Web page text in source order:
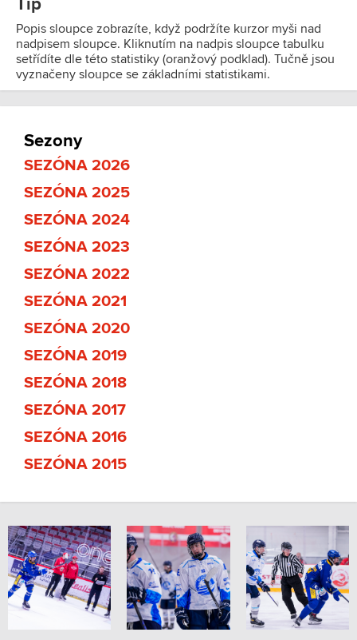
Tip
Popis sloupce zobrazíte, když podržíte kurzor myši nad
nadpisem sloupce. Kliknutím na nadpis sloupce tabulku
setřídíte dle této statistiky (oranžový podklad). Tučně jsou
vyznačeny sloupce se základními statistikami.
Sezony
SEZÓNA 2026
SEZÓNA 2025
SEZÓNA 2024
SEZÓNA 2023
SEZÓNA 2022
SEZÓNA 2021
SEZÓNA 2020
SEZÓNA 2019
SEZÓNA 2018
SEZÓNA 2017
SEZÓNA 2016
SEZÓNA 2015